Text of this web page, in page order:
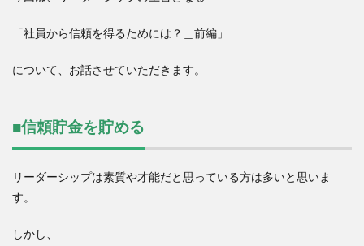
「社員から信頼を得るためには？＿前編」
について、お話させていただきます。
■信頼貯金を貯める
リーダーシップは素質や才能だと思っている方は多いと思いま
す。
しかし、